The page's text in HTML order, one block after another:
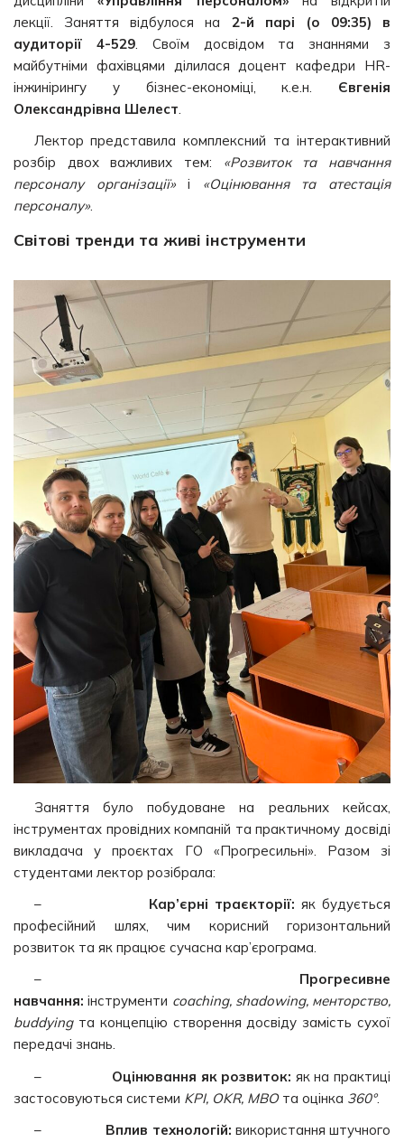
лекції. Заняття відбулося на 2-й парі (о 09:35) в
аудиторії 4-529. Своїм досвідом та знаннями з
майбутніми фахівцями ділилася доцент кафедри HR-
інжинірингу у бізнес-економіці, к.е.н. Євгенія
Олександрівна Шелест.
Лектор представила комплексний та інтерактивний
розбір двох важливих тем: «Розвиток та навчання
персоналу організації»і «Оцінювання та атестація
персоналу».
Світові тренди та живі інструменти
Заняття було побудоване на реальних кейсах,
інструментах провідних компаній та практичному досвіді
викладача у проєктах ГО «Прогресильні». Разом зі
студентами лектор розібрала:
– Кар’єрні траєкторії: як будується
професійний шлях, чим корисний горизонтальний
розвиток та як працює сучасна кар’єрограма.
– Прогресивне
навчання: інструменти coaching, shadowing, менторство,
buddyingта концепцію створення досвіду замість сухої
передачі знань.
– Оцінювання як розвиток: як на практиці
застосовуються системи KPI, OKR, MBOта оцінка 360°.
– Вплив технологій: використання штучного